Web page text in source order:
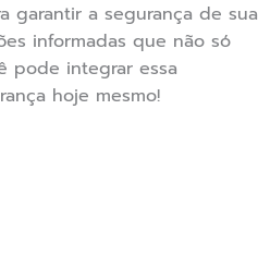
garantir a segurança de sua
informadas que não só
pode integrar essa
hoje mesmo!